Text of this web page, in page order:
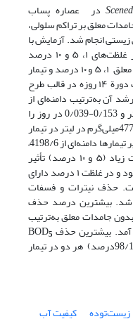
در عصاره پساب‌
معلق بر تراکم سلولی،
انجام شد. آزمایش با
۷ تیمار شامل؛ تیمارهای پساب الکلی در غلظت‌های ۱، ۵ و ۱۰ درصد
(حجم/حجم) و پساب الکلی بدون جامدات معلق ۱، ۵ و ۱۰ درصد و تیمار
شاهد BBM هرکدام در 3 تکرار برای یک دورة ۱۴ روزه در قالب طرح
آن به‌ترتیب دامنه‌ای از
×5/85 سلول بر میلی‌لیتر و 0/153-0/039 در روز را
داشت. بیشترین مقدار زیست‌توده با 4777/5میلی‌گرم در لیتر در تیمار
پساب الکلی ۱ درصد به‌دست آمد و در سایر تیمارها دامنه‌ای از 4198/6–
17042میلی‌گرم بر لیتر داشت. در غلظت زیاد (۵ و ۱۰ درصد) تأثیر
جامدات معلق بر زیست‌توده قابل توجه نبود و در غلظت ۱ درصد دارای
حذف نیترات و فسفات
شد. بیشترین درصد حذف
در تیمار الکلی ۱ درصد بدون جامدات معلق به‌ترتیب
5
(95/01درصد) و بیشترین حذف COD (98/13درصد) هر دو در تیمار
زیست‌توده
کیفیت آب